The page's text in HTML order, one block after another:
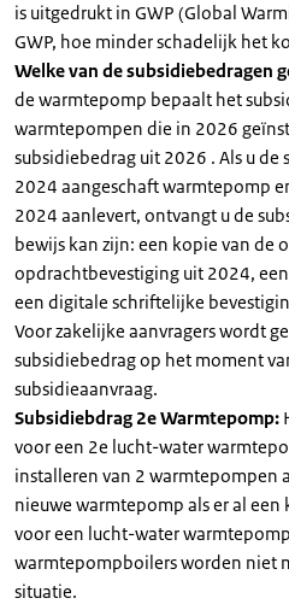
is uitgedrukt in GWP (Global
GWP, hoe minder schadelijk het
Welke van de subsidiebedragen
de warmtepomp bepaalt het
warmtepompen die in 2026
subsidiebedrag uit 2026 . Als u de
2024 aangeschaft warmtepomp
2024 aanlevert, ontvangt u de
bewijs kan zijn: een kopie van de
opdrachtbevestiging uit 2024,
een digitale schriftelijke
Voor zakelijke aanvragers wordt
subsidiebedrag op het moment
subsidieaanvraag.
Subsidiebdrag 2e Warmtepomp:
voor een 2e lucht-water
installeren van 2 warmtepompen
nieuwe warmtepomp als er al een
voor een lucht-water
warmtepompboilers worden niet
situatie.